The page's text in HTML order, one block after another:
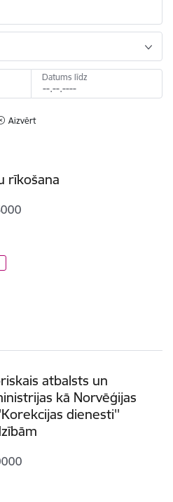
Datums līdz
Aizvērt
rīkošana
atbalsts un
kā Norvēģijas
dienesti''